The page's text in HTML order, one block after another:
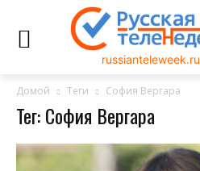
russianteleweek.ru
Домой Теги София Вергара
Тег: София Вергара